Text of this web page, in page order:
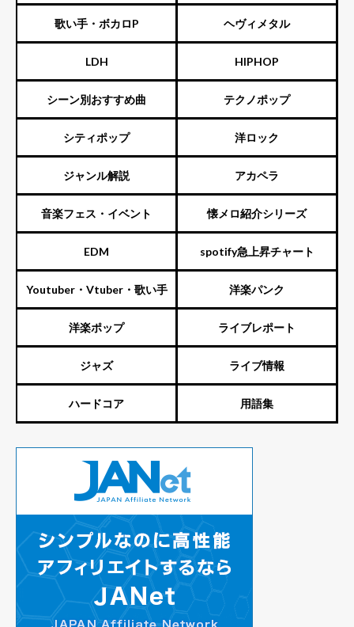
ーズ）
歌い手・ボカロP ヘヴィメタル
LDH HIPHOP
シーン別おすすめ曲 テクノポップ
シティポップ 洋ロック
ジャンル解説 アカペラ
音楽フェス・イベント 懐メロ紹介シリーズ
EDM spotify急上昇チャート
Youtuber・Vtuber・歌い手 洋楽パンク
洋楽ポップ ライブレポート
ジャズ ライブ情報
ハードコア 用語集